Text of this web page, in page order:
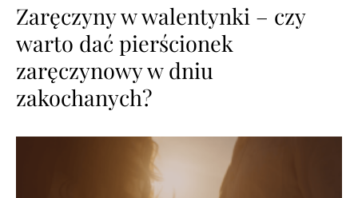
Zaręczyny w walentynki – czy
warto dać pierścionek
zaręczynowy w dniu
zakochanych?